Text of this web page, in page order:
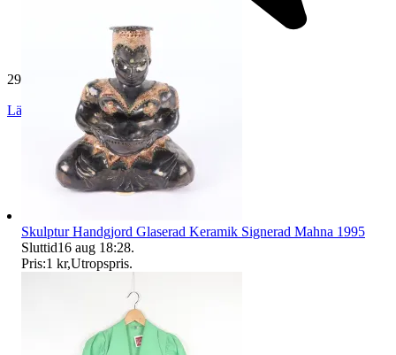
29 180 omdömen
Läs omdömen Följ
Skulptur Handgjord Glaserad Keramik Signerad Mahna 1995
Sluttid16 aug 18:28.
Pris:1 kr,Utropspris.